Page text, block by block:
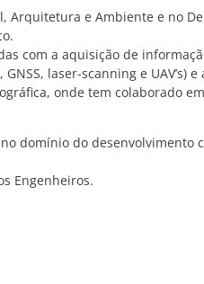
Arquitetura e Ambiente e no
com a aquisição de
laser-scanning e UAV’s) e
onde tem colaborado
domínio do desenvolvimento
Engenheiros.